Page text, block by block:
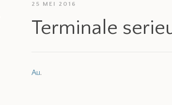
25 MEI 2016
Terminale
Au.